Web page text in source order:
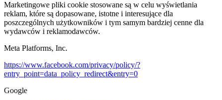
Marketingowe pliki cookie stosowane są w celu wyświetlania
reklam, które są dopasowane, istotne i interesujące dla
poszczególnych użytkowników i tym samym bardziej cenne dla
wydawców i reklamodawców.
Meta Platforms, Inc.
https://www.facebook.com/privacy/policy/?
entry_point=data_policy_redirect&entry=0
Google